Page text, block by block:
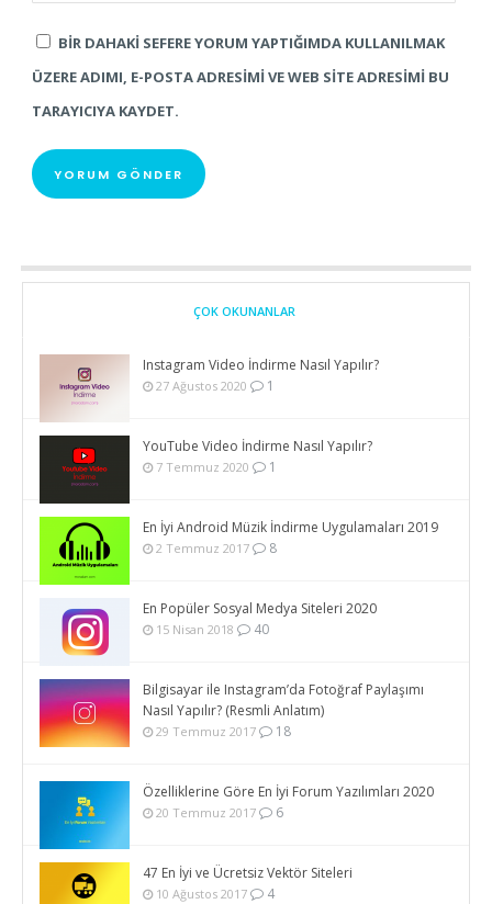
BIR DAHAKI SEFERE YORUM YAPTIĞIMDA KULLANILMAK
ÜZERE ADIMI, E-POSTA ADRESIMI VE WEB SITE ADRESIMI BU
TARAYICIYA KAYDET.
ÇOK OKUNANLAR
Instagram Video İndirme Nasıl Yapılır?
27 Ağustos 2020 1
YouTube Video İndirme Nasıl Yapılır?
7 Temmuz 2020 1
En İyi Android Müzik İndirme Uygulamaları 2019
2 Temmuz 2017 8
En Popüler Sosyal Medya Siteleri 2020
15 Nisan 2018 40
Bilgisayar ile Instagram’da Fotoğraf Paylaşımı
Nasıl Yapılır? (Resmli Anlatım)
29 Temmuz 2017 18
Özelliklerine Göre En İyi Forum Yazılımları 2020
20 Temmuz 2017 6
47 En İyi ve Ücretsiz Vektör Siteleri
10 Ağustos 2017 4